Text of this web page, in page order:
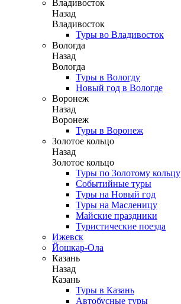
Владивосток
Назад
Владивосток
Туры во Владивосток
Вологда
Назад
Вологда
Туры в Вологду
Новый год в Вологде
Воронеж
Назад
Воронеж
Туры в Воронеж
Золотое кольцо
Назад
Золотое кольцо
Туры по Золотому кольцу
Событийные туры
Туры на Новый год
Туры на Масленицу
Майские праздники
Туристические поезда
Ижевск
Йошкар-Ола
Казань
Назад
Казань
Туры в Казань
Автобусные туры